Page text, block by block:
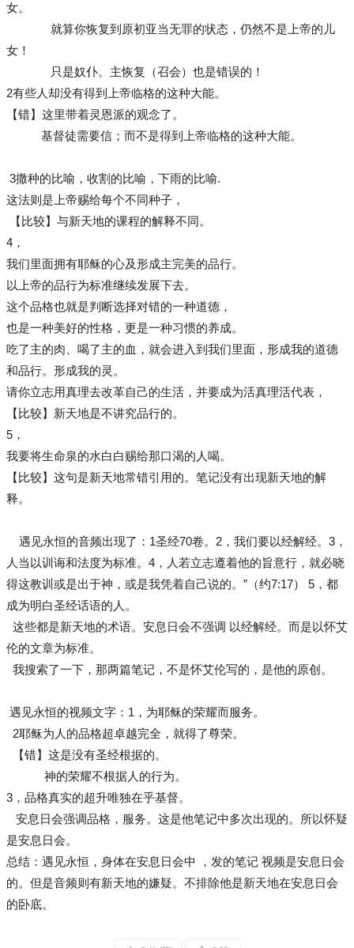
女。
就算你恢复到原初亚当无罪的状态，仍然不是上帝的儿
女！
只是奴仆。主恢复（召会）也是错误的！
2有些人却没有得到上帝临格的这种大能。
【错】这里带着灵恩派的观念了。
基督徒需要信；而不是得到上帝临格的这种大能。
3撒种的比喻，收割的比喻，下雨的比喻.
这法则是上帝赐给每个不同种子，
【比较】与新天地的课程的解释不同。
4，
我们里面拥有耶稣的心及形成主完美的品行。
以上帝的品行为标准继续发展下去。
这个品格也就是判断选择对错的一种道德，
也是一种美好的性格，更是一种习惯的养成。
吃了主的肉、喝了主的血，就会进入到我们里面，形成我的道德
和品行。形成我的灵。
请你立志用真理去改革自己的生活，并要成为活真理活代表，
【比较】新天地是不讲究品行的。
5，
我要将生命泉的水白白赐给那口渴的人喝。
【比较】这句是新天地常错引用的。笔记没有出现新天地的解
释。
遇见永恒的音频出现了：1圣经70卷。2，我们要以经解经。3，
人当以训诲和法度为标准。4，人若立志遵着他的旨意行，就必晓
得这教训或是出于神，或是我凭着自己说的。”（约7:17） 5，都
成为明白圣经话语的人。
这些都是新天地的术语。安息日会不强调 以经解经。而是以怀艾
伦的文章为标准。
我搜索了一下，那两篇笔记，不是怀艾伦写的，是他的原创。
遇见永恒的视频文字：1，为耶稣的荣耀而服务。
2耶稣为人的品格超卓越完全，就得了尊荣。
【错】这是没有圣经根据的。
神的荣耀不根据人的行为。
3，品格真实的超升唯独在乎基督。
安息日会强调品格，服务。这是他笔记中多次出现的。所以怀疑
是安息日会。
总结：遇见永恒，身体在安息日会中 ，发的笔记 视频是安息日会
的。但是音频则有新天地的嫌疑。不排除他是新天地在安息日会
的卧底。